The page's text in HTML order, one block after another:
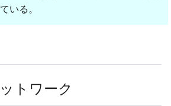
いる。
トワーク